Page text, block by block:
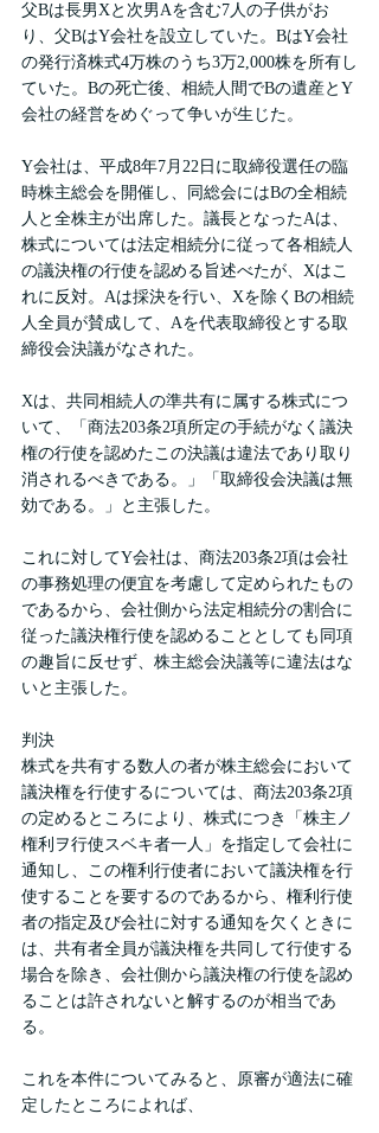
父Bは長男Xと次男Aを含む7人の子供がお
り、父BはY会社を設立していた。BはY会社
の発行済株式4万株のうち3万2,000株を所有し
ていた。Bの死亡後、相続人間でBの遺産とY
会社の経営をめぐって争いが生じた。
Y会社は、平成8年7月22日に取締役選任の臨
時株主総会を開催し、同総会にはBの全相続
人と全株主が出席した。議長となったAは、
株式については法定相続分に従って各相続人
の議決権の行使を認める旨述べたが、Xはこ
れに反対。Aは採決を行い、Xを除くBの相続
人全員が賛成して、Aを代表取締役とする取
締役会決議がなされた。
Xは、共同相続人の準共有に属する株式につ
いて、「商法203条2項所定の手続がなく議決
権の行使を認めたこの決議は違法であり取り
消されるべきである。」「取締役会決議は無
効である。」と主張した。
これに対してY会社は、商法203条2項は会社
の事務処理の便宜を考慮して定められたもの
であるから、会社側から法定相続分の割合に
従った議決権行使を認めることとしても同項
の趣旨に反せず、株主総会決議等に違法はな
いと主張した。
判決
株式を共有する数人の者が株主総会において
議決権を行使するについては、商法203条2項
の定めるところにより、株式につき「株主ノ
権利ヲ行使スベキ者一人」を指定して会社に
通知し、この権利行使者において議決権を行
使することを要するのであるから、権利行使
者の指定及び会社に対する通知を欠くときに
は、共有者全員が議決権を共同して行使する
場合を除き、会社側から議決権の行使を認め
ることは許されないと解するのが相当であ
る。
これを本件についてみると、原審が適法に確
定したところによれば、